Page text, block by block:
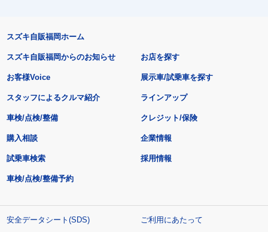
スズキ自販福岡ホーム
スズキ自販福岡からのお知らせ
お客様Voice
スタッフによるクルマ紹介
お店を探す
展示車/試乗車を探す
ラインアップ
車検/点検/整備 クレジット/保険
購入相談
試乗車検索
車検/点検/整備予約
企業情報
採用情報
安全データシート(SDS)
ご利用にあたって